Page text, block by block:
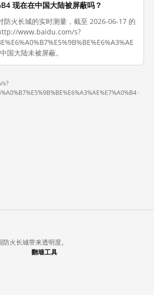
现在在中国大陆被屏蔽吗？
防火长城的实时测量，截至 2026-06-17 的
www.baidu.com/s?
国大陆未被屏蔽。
s?
·
火长城带来透明度。
翻墙工具